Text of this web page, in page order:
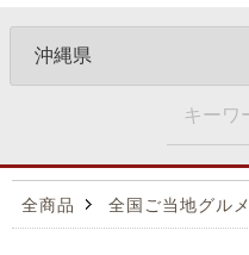
全商品 全国ご当地グルメ